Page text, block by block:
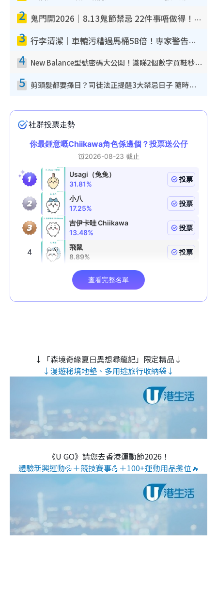
2 鬼門開2026｜8.13鬼節禁忌 22件事唔做得！燒肉、刺身要少食？半夜勿吹口哨/打呢個電話
3 行李清潔｜車轆污糟過馬桶58倍！專家警告忌用酒精抹 教1招免污手除菌
4 New Balance型號密碼大公開！識睇2個數字買鞋秒知功能免中伏 附5大熱門鞋款
5 剪頭髮都要擇日？司徒法正提醒3大禁忌日子 隨時剪走財運！呢日剪髮恐「剪壽命」？
↓「森境奇緣夏日異想尋龍記」限定精品↓
↓漫遊秘境地墊、多用途旅行收納袋↓
《U GO》請您去香港運動節2026！
體驗新興運動💦＋競技賽事💪＋100+運動用品攤位🔥